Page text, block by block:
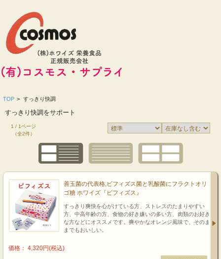
TOP > すっきり快調
すっきり快調をサポート
1 / 1ページ
（全2件）
善玉菌の代表格,ビフィズス菌と乳酸菌にフラクトオリ
ゴ糖 ホワイズ『ビフィズス』
すっきり爽快を心がけている方、ストレスのたまりやすい
方、中高年齢の方、食物の好き嫌いの多い方、肉類のお好き
な方などにオススメです。爽やかなオレンジ風味で、そのま
までもおいしい。
価格： 4,320円(税込)